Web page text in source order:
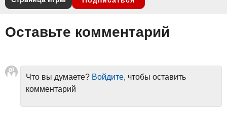
Оставьте комментарий
Что вы думаете? Войдите, чтобы оставить
комментарий